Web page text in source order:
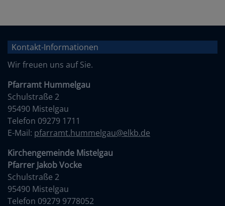
Kontakt-Informationen
Wir freuen uns auf Sie.
Pfarramt Hummelgau
Schulstraße 2
95490 Mistelgau
Telefon 09279 1711
E-Mail: pfarramt.hummelgau@elkb.de
Kirchengemeinde Mistelgau
Pfarrer Jakob Vocke
Schulstraße 2
95490 Mistelgau
Telefon 09279 9778052